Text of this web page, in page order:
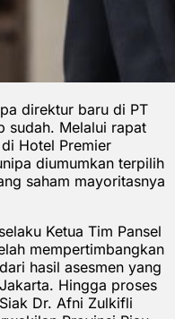
direktur baru di PT
sudah. Melalui rapat
Hotel Premier
diumumkan terpilih
saham mayoritasnya
Ketua Tim Pansel
mempertimbangkan
hasil asesmen yang
Hingga proses
Dr. Afni Zulkifli